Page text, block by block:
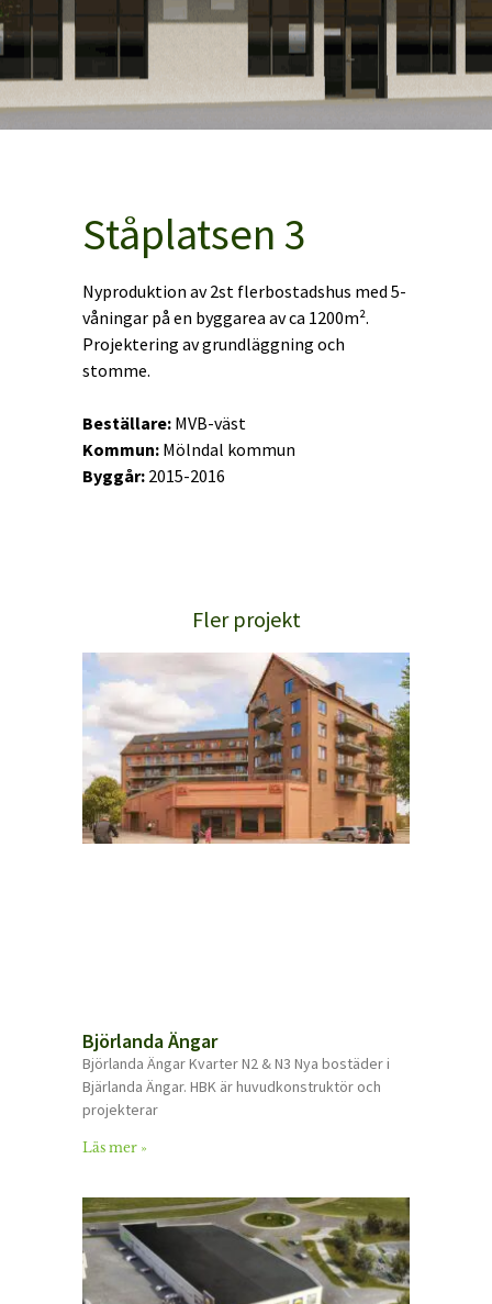
Ståplatsen 3
Nyproduktion av 2st flerbostadshus med 5-
våningar på en byggarea av ca 1200m².
Projektering av grundläggning och
stomme.
Beställare: MVB-väst
Kommun: Mölndal kommun
Byggår: 2015-2016
Fler projekt
Björlanda Ängar
Björlanda Ängar Kvarter N2 & N3 Nya bostäder i
Bjärlanda Ängar. HBK är huvudkonstruktör och
projekterar
Läs mer »